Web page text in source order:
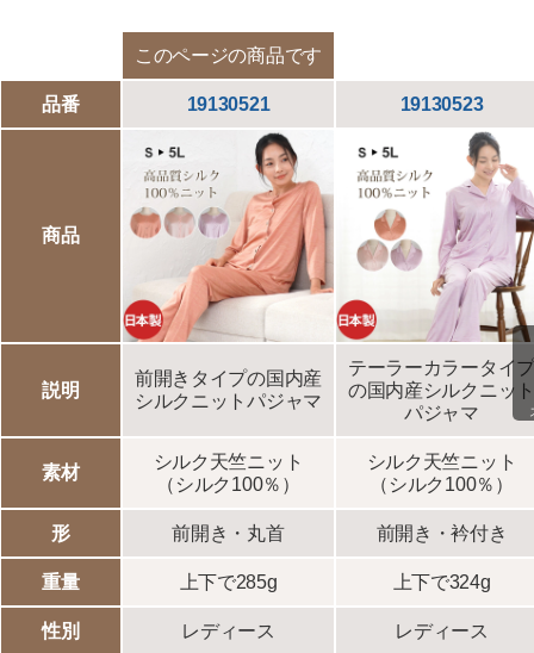
このページの商品です
品番 19130521 19130523
商品
説明
前開きタイプの国内産
シルクニットパジャマ
テーラーカラータイプ
の国内産シルクニット
パジャマ
素材
シルク天竺ニット
（シルク100％）
シルク天竺ニット
（シルク100％）
形 前開き・丸首 前開き・衿付き
重量 上下で285g 上下で324g
性別 レディース レディース